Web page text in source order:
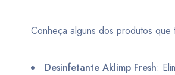
Conheça alguns dos produtos
Desinfetante Aklimp Fresh: